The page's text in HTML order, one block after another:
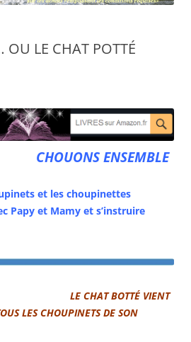
OU LE CHAT POTTÉ
CHOUONS ENSEMBLE
et les choupinettes
Papy et Mamy et s’instruire
LE CHAT BOTTÉ VIENT
LES CHOUPINETS DE SON